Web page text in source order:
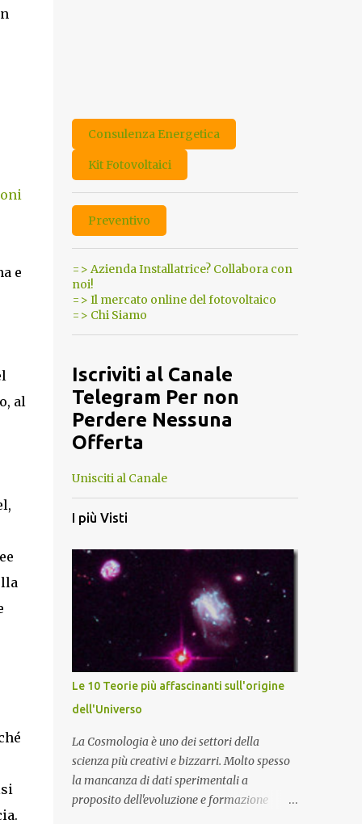
e
al
Consulenza Energetica
Kit Fotovoltaici
Preventivo
=> Azienda Installatrice? Collabora con
noi!
=> Il mercato online del fotovoltaico
=> Chi Siamo
Iscriviti al Canale
Telegram Per non
Perdere Nessuna
Offerta
Unisciti al Canale
I più Visti
Le 10 Teorie più affascinanti sull'origine
dell'Universo
La Cosmologia è uno dei settori della
scienza più creativi e bizzarri. Molto spesso
la mancanza di dati sperimentali a
proposito dell'evoluzione e formazione